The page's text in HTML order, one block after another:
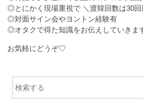
◎とにかく現場重視で ＼渡韓回数は30回
◎対面サイン会やヨントン経験有
◎オタクで得た知識をお伝えしていきま
お気軽にどうぞ♡